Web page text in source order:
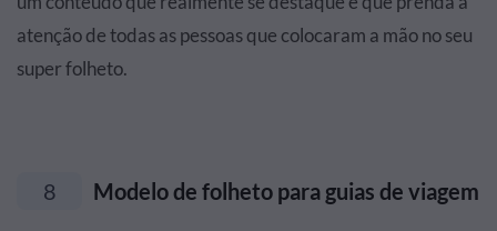
atenção de todas as pessoas que colocaram a mão no seu
super folheto.
8 Modelo de folheto para guias de viagem